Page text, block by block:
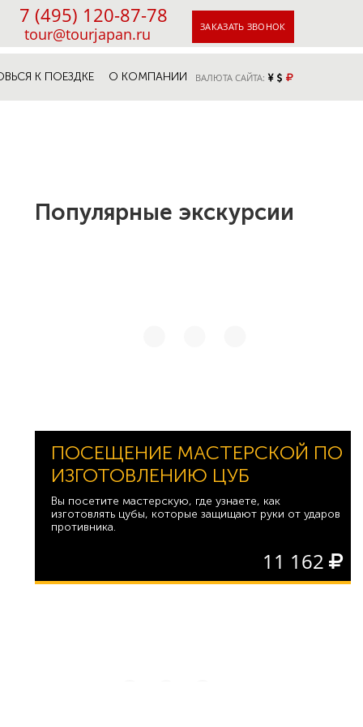
7 (495) 120-87-78
tour@tourjapan.ru ЗАКАЗАТЬ ЗВОНОК
К ПОЕЗДКЕ О КОМПАНИИ ВАЛЮТА САЙТА:
Популярные экскурсии
ПОСЕЩЕНИЕ МАСТЕРСКОЙ ПО
ИЗГОТОВЛЕНИЮ ЦУБ
Вы посетите мастерскую, где узнаете, как
изготовлять цубы, которые защищают руки от ударов
противника.
11 162